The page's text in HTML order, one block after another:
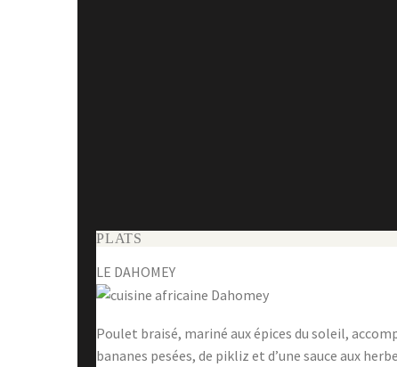
PLATS
LE DAHOMEY
Poulet braisé, mariné aux épices du soleil,
bananes pesées, de pikliz et d’une sauce aux